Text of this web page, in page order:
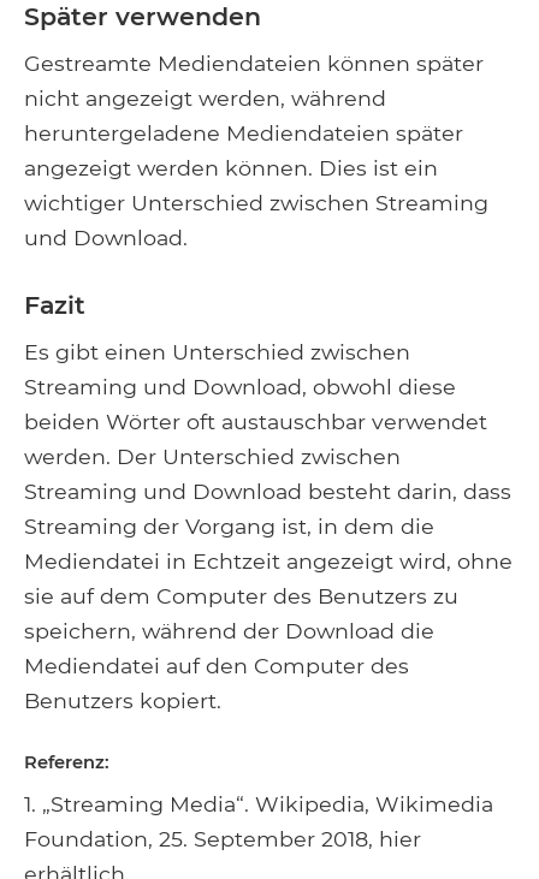
Später verwenden
Gestreamte Mediendateien können später
nicht angezeigt werden, während
heruntergeladene Mediendateien später
angezeigt werden können. Dies ist ein
wichtiger Unterschied zwischen Streaming
und Download.
Fazit
Es gibt einen Unterschied zwischen
Streaming und Download, obwohl diese
beiden Wörter oft austauschbar verwendet
werden. Der Unterschied zwischen
Streaming und Download besteht darin, dass
Streaming der Vorgang ist, in dem die
Mediendatei in Echtzeit angezeigt wird, ohne
sie auf dem Computer des Benutzers zu
speichern, während der Download die
Mediendatei auf den Computer des
Benutzers kopiert.
Referenz:
1. „Streaming Media“. Wikipedia, Wikimedia
Foundation, 25. September 2018, hier